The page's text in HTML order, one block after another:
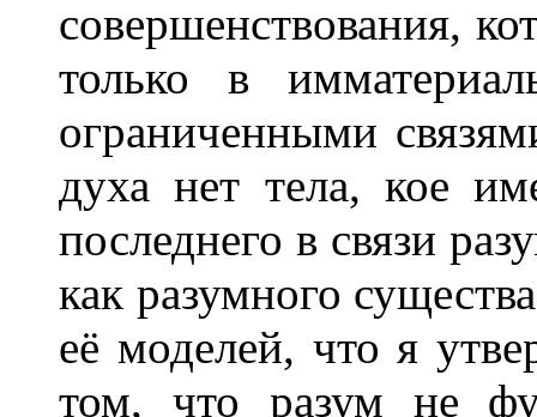
совершенствования,
только в
ограниченными
духа нет тела, кое
последнего в связи
как разумного
её моделей, что я
том, что разум не